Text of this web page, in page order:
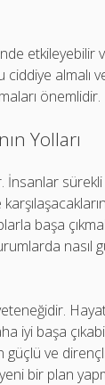
almalı
önemlidir.
Yolları
İnsanlar
başa çıkmak
nasıl
iyi başa
ve dirençli
yeni bir plan